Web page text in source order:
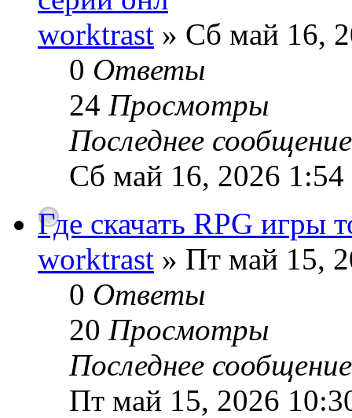
worktrast » Сб май 16,
0 Ответы
24 Просмотры
Последнее
Сб май 16, 2026 1:54
Где скачать RPG игры
worktrast » Пт май 15,
0 Ответы
20 Просмотры
Последнее
Пт май 15, 2026